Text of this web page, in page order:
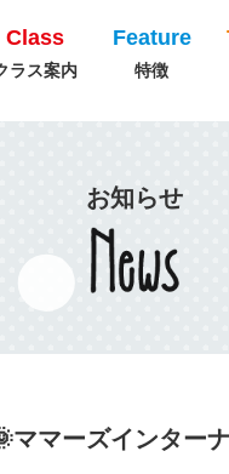
Class
ラス案内
Feature
特徴
お知らせ
ママーズインター